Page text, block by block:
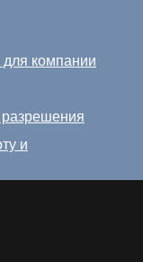
для компании
и